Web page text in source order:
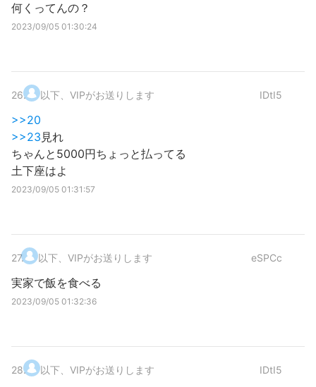
何くってんの？
2023/09/05 01:30:24
26. 以下、VIPがお送りします IDtI5
>>20
>>23 見れ
ちゃんと5000円ちょっと払ってる
土下座はよ
2023/09/05 01:31:57
27. 以下、VIPがお送りします eSPCc
実家で飯を食べる
2023/09/05 01:32:36
28. 以下、VIPがお送りします IDtI5